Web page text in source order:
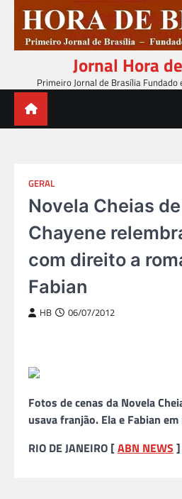
content
Jornal Hora
Primeiro Jornal de Brasília Fundado
GERAL
Novela Cheias
Chayene
com direito a
Fabian
HB 06/07/2012
Fotos de cenas da Novela
usava franjão. Ela e Fabian
RIO DE JANEIRO [ABN NEWS ]